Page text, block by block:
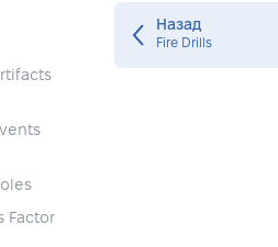
Factor
Назад
Fire Drills